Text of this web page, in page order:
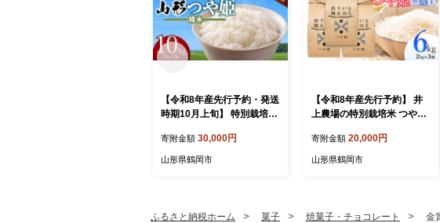
【令和8年産先行予約・発送
時期10月上旬】 特別栽培米
2) 山形県鶴岡市産 株式
会社菜な八（鶴岡ファーマ
寄附金額 30,000円
山形県鶴岡市
【令和8年産先行予約】 井
上農場の特別栽培米 つや姫
-856 山形県鶴岡市
寄附金額 20,000円
山形県鶴岡市
ふるさと納税ホーム 菓子 焼菓子・チョコレート 金